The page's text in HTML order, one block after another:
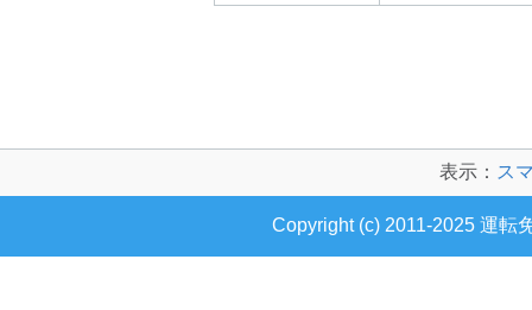
表示： ス
Copyright (c) 2011-2025 運